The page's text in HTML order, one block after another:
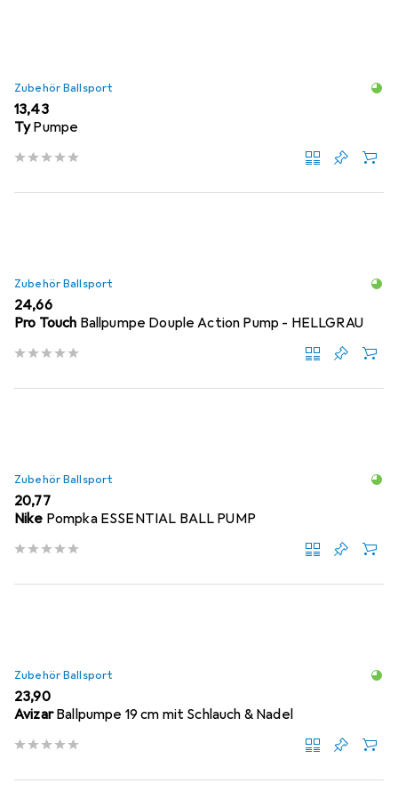
Zubehör Ballsport
EUR
13,43
TyPumpe
Zubehör Ballsport
EUR
24,66
Pro Touch Ballpumpe Douple Action Pump - HELLGRAU
Zubehör Ballsport
EUR
20,77
Nike Pompka ESSENTIAL BALL PUMP
Zubehör Ballsport
EUR
23,90
Avizar Ballpumpe 19 cm mit Schlauch & Nadel